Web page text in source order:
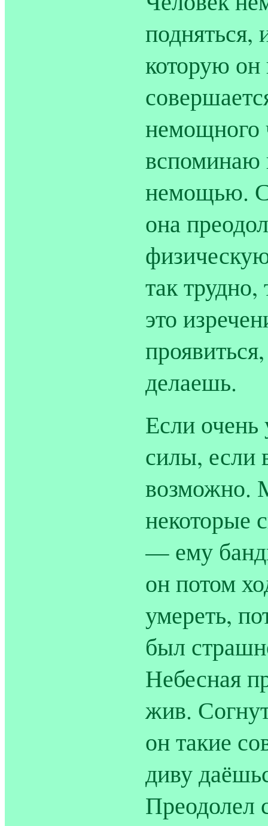
подняться,
которую
немощного
вспоминаю
немощью.
она
так
это
делаешь.
Если очень
силы, если
возможно.
некоторые
— ему
он потом
умереть,
был
Небесная
жив.
он такие
диву
Преодолел